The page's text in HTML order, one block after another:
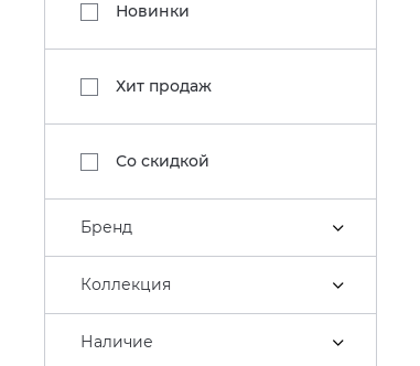
Новинки
Хит продаж
Со скидкой
Бренд
Коллекция
Наличие